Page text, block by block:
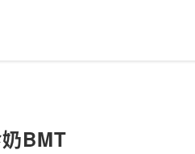
BMT